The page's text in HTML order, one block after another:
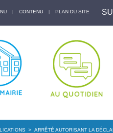
| CONTENU | PLAN DU SITE
> ARRÊTÉ AUTORISANT LA